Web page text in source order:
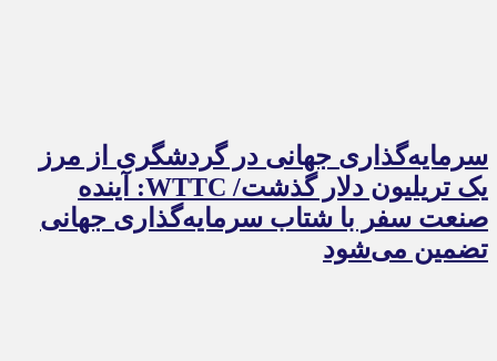
سرمایه‌گذاری جهانی در گردشگری از مرز
یک تریلیون دلار گذشت/ WTTC: آینده
صنعت سفر با شتاب سرمایه‌گذاری جهانی
تضمین می‌شود